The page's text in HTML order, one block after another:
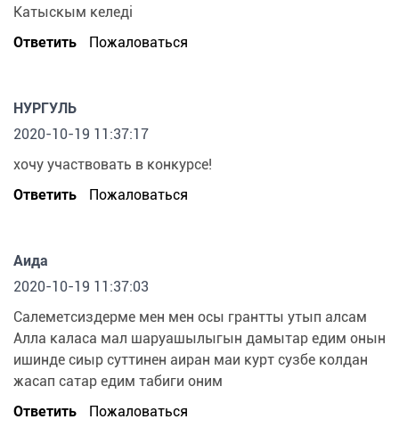
Катыскым келеді
Ответить
Пожаловаться
НУРГУЛЬ
2020-10-19 11:37:17
хочу участвовать в конкурсе!
Ответить
Пожаловаться
Аида
2020-10-19 11:37:03
Салеметсиздерме мен мен осы грантты утып алсам
Алла каласа мал шаруашылыгын дамытар едим онын
ишинде сиыр суттинен аиран маи курт сузбе колдан
жасап сатар едим табиги оним
Ответить
Пожаловаться